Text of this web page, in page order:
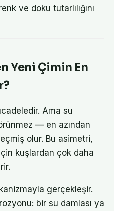
ve doku tutarlılığını
Yeni Çimin En
Ama su
— en azından
olur. Bu asimetri,
kuşlardan çok daha
gerçekleşir.
bir su damlası ya